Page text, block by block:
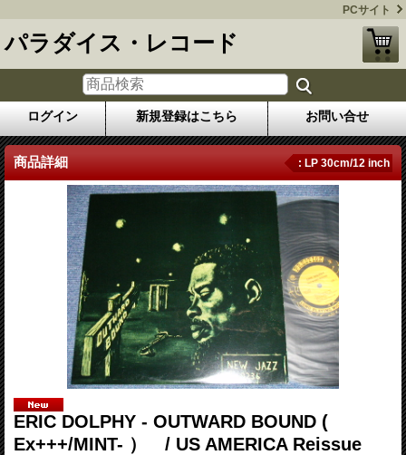
PCサイト
パラダイス・レコード
ログイン 新規登録はこちら お問い合せ
商品詳細 : LP 30cm/12 inch
ERIC DOLPHY - OUTWARD BOUND (
Ex+++/MINT- ） / US AMERICA Reissue